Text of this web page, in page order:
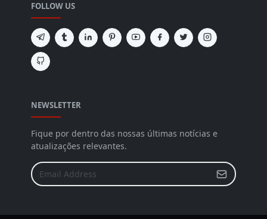
FOLLOW US
NEWSLETTER
Fique por dentro das nossas últimas notícias e
atualizações relevantes.